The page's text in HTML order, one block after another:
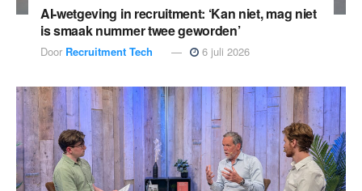
AI-wetgeving in recruitment: ‘Kan niet, mag niet
is smaak nummer twee geworden’
Door Recruitment Tech 6 juli 2026